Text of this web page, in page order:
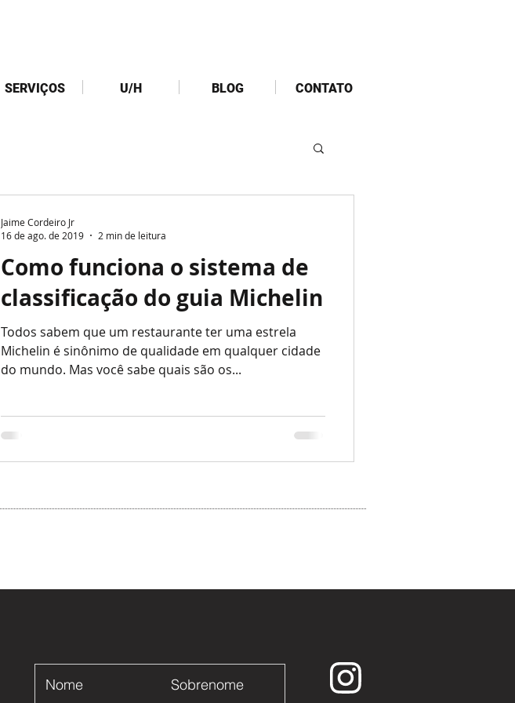
SERVIÇOS U/H BLOG CONTATO
Como funciona o sistema de
classificação do guia Michelin
Todos sabem que um restaurante ter uma estrela
Michelin é sinônimo de qualidade em qualquer cidade
do mundo. Mas você sabe quais são os...
Jaime Cordeiro Jr
16 de ago. de 2019
2 min de leitura
Nome Sobrenome